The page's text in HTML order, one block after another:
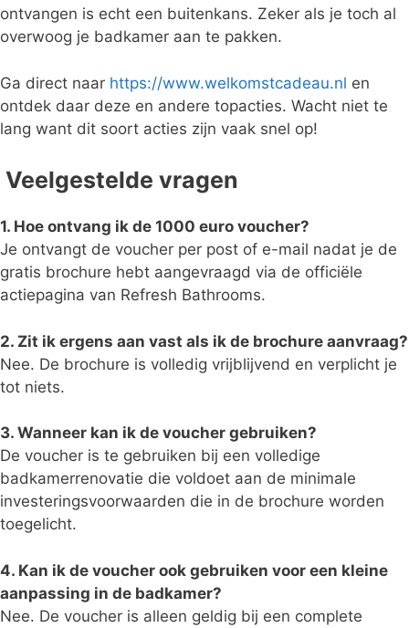
ontvangen is echt een buitenkans. Zeker als je toch al
overwoog je badkamer aan te pakken.
Ga direct naar https://www.welkomstcadeau.nl en
ontdek daar deze en andere topacties. Wacht niet te
lang want dit soort acties zijn vaak snel op!
Veelgestelde vragen
1. Hoe ontvang ik de 1000 euro voucher?
Je ontvangt de voucher per post of e-mail nadat je de
gratis brochure hebt aangevraagd via de officiële
actiepagina van Refresh Bathrooms.
2. Zit ik ergens aan vast als ik de brochure aanvraag?
Nee. De brochure is volledig vrijblijvend en verplicht je
tot niets.
3. Wanneer kan ik de voucher gebruiken?
De voucher is te gebruiken bij een volledige
badkamerrenovatie die voldoet aan de minimale
investeringsvoorwaarden die in de brochure worden
toegelicht.
4. Kan ik de voucher ook gebruiken voor een kleine
aanpassing in de badkamer?
Nee. De voucher is alleen geldig bij een complete